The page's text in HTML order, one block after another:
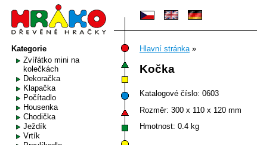
Hlavní stránka»
Kočka
Katalogové číslo: 0603
Rozměr: 300 x 110 x 120 mm
Hmotnost: 0.4 kg
Kategorie
Zvířátko mini na
kolečkách
Dekoračka
Klapačka
Počítadlo
Housenka
Chodička
Ježdík
Vrtík